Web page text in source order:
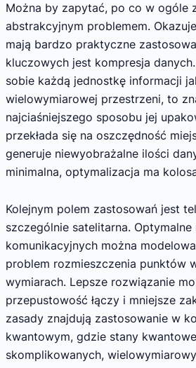
Można by zapytać, po co w ogóle
abstrakcyjnym problemem.
mają bardzo praktyczne
kluczowych jest kompresja
sobie każdą jednostkę informacji
wielowymiarowej przestrzeni, to
najciaśniejszego sposobu jej
przekłada się na oszczędność
generuje niewyobrażalne ilości
minimalna, optymalizacja ma
Kolejnym polem zastosowań jest
szczególnie satelitarna. Optymalne
komunikacyjnych można
problem rozmieszczenia punktów
wymiarach. Lepsze rozwiązanie
przepustowość łączy i mniejsze
zasady znajdują zastosowanie w
kwantowym, gdzie stany
skomplikowanych,